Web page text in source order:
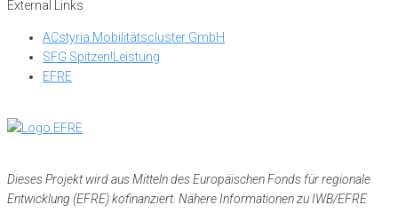
External Links
ACstyria Mobilitätscluster GmbH
SFG Spitzen!Leistung
EFRE
Dieses Projekt wird aus Mitteln des Europäischen Fonds für regionale
Entwicklung (EFRE) kofinanziert. Nähere Informationen zu IWB/EFRE